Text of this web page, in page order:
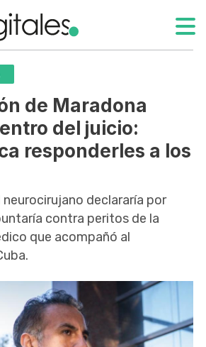
de Maradona
del juicio:
responderles a los
neurocirujano declararía por
contra peritos de la
que acompañó al